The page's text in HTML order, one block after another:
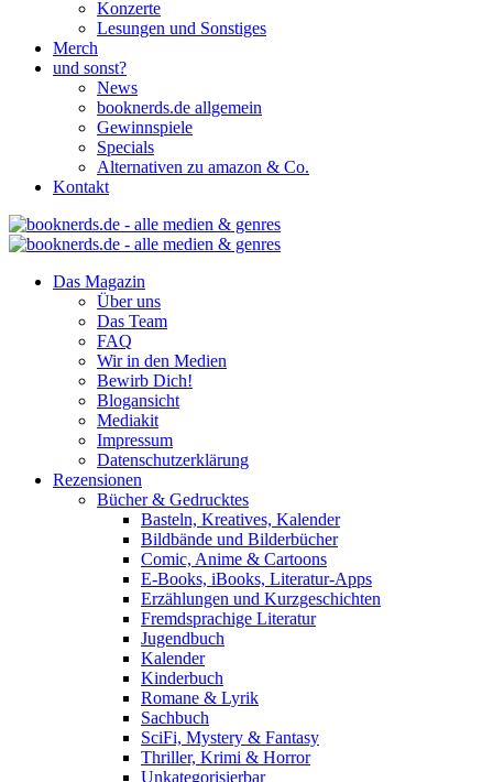
Konzerte
Lesungen und Sonstiges
Merch
und sonst?
News
booknerds.de allgemein
Gewinnspiele
Specials
Alternativen zu amazon & Co.
Kontakt
Das Magazin
Über uns
Das Team
FAQ
Wir in den Medien
Bewirb Dich!
Blogansicht
Mediakit
Impressum
Datenschutzerklärung
Rezensionen
Bücher & Gedrucktes
Basteln, Kreatives, Kalender
Bildbände und Bilderbücher
Comic, Anime & Cartoons
E-Books, iBooks, Literatur-Apps
Erzählungen und Kurzgeschichten
Fremdsprachige Literatur
Jugendbuch
Kalender
Kinderbuch
Romane & Lyrik
Sachbuch
SciFi, Mystery & Fantasy
Thriller, Krimi & Horror
Unkategorisierbar